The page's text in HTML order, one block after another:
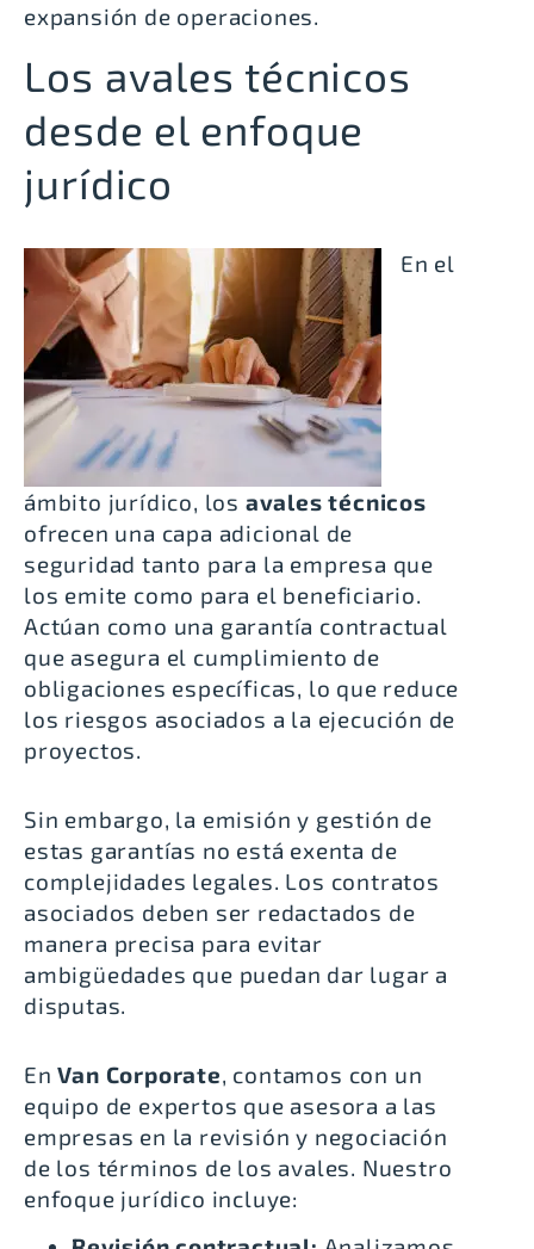
expansión de operaciones.
Los avales técnicos
desde el enfoque
jurídico
En el
ámbito jurídico, los avales técnicos
ofrecen una capa adicional de
seguridad tanto para la empresa que
los emite como para el beneficiario.
Actúan como una garantía contractual
que asegura el cumplimiento de
obligaciones específicas, lo que reduce
los riesgos asociados a la ejecución de
proyectos.
Sin embargo, la emisión y gestión de
estas garantías no está exenta de
complejidades legales. Los contratos
asociados deben ser redactados de
manera precisa para evitar
ambigüedades que puedan dar lugar a
disputas.
EnVan Corporate, contamos con un
equipo de expertos que asesora a las
empresas en la revisión y negociación
de los términos de los avales. Nuestro
enfoque jurídico incluye: